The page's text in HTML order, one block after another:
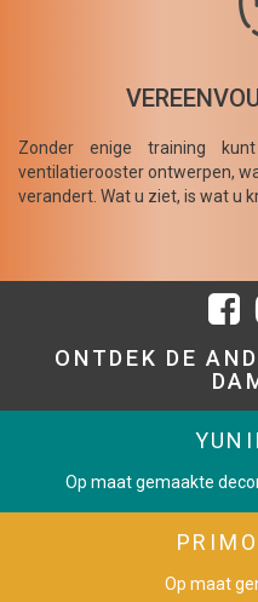
Zonder enige training
ventilatierooster ontwerpen,
verandert. Wat u ziet, is wat u
ONTDEK DE
Op maat gemaakte
Op maat